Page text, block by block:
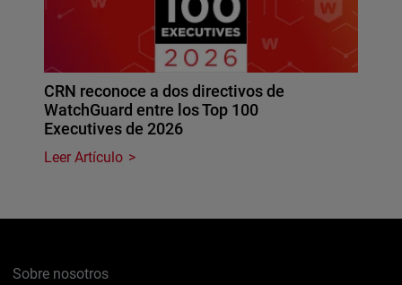
CRN reconoce a dos directivos de
WatchGuard entre los Top 100
Executives de 2026
Leer Artículo
Sobre nosotros